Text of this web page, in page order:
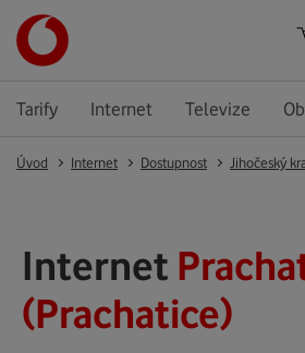
Tarify Internet Televize
Úvod Internet Dostupnost Jihočeský
Internet
(Prachatice)